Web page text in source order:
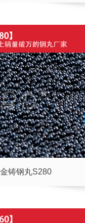
铸钢丸S280